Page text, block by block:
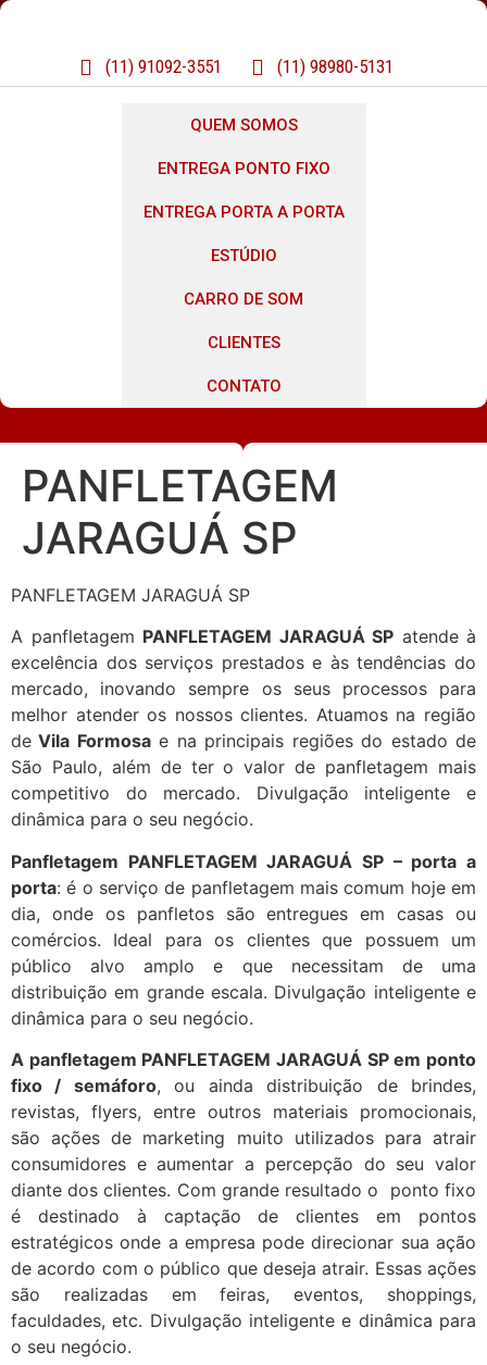
(11) 91092-3551 (11) 98980-5131
QUEM SOMOS
ENTREGA PONTO FIXO
ENTREGA PORTA A PORTA
ESTÚDIO
CARRO DE SOM
CLIENTES
CONTATO
PANFLETAGEM
JARAGUÁ SP
PANFLETAGEM JARAGUÁ SP
A panfletagem PANFLETAGEM JARAGUÁ SP atende à
excelência dos serviços prestados e às tendências do
mercado, inovando sempre os seus processos para
melhor atender os nossos clientes. Atuamos na região
de Vila Formosae na principais regiões do estado de
São Paulo, além de ter o valor de panfletagem mais
competitivo do mercado. Divulgação inteligente e
dinâmica para o seu negócio.
Panfletagem PANFLETAGEM JARAGUÁ SP – porta a
porta: é o serviço de panfletagem mais comum hoje em
dia, onde os panfletos são entregues em casas ou
comércios. Ideal para os clientes que possuem um
público alvo amplo e que necessitam de uma
distribuição em grande escala. Divulgação inteligente e
dinâmica para o seu negócio.
A panfletagem PANFLETAGEM JARAGUÁ SP em ponto
fixo / semáforo, ou ainda distribuição de brindes,
revistas, flyers, entre outros materiais promocionais,
são ações de marketing muito utilizados para atrair
consumidores e aumentar a percepção do seu valor
diante dos clientes. Com grande resultado o ponto fixo
é destinado à captação de clientes em pontos
estratégicos onde a empresa pode direcionar sua ação
de acordo com o público que deseja atrair. Essas ações
são realizadas em feiras, eventos, shoppings,
faculdades, etc. Divulgação inteligente e dinâmica para
o seu negócio.